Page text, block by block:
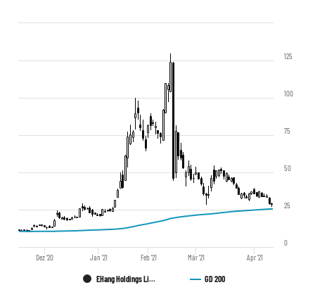
EHang Holdings Li... GD 200
Dez '20 Jan '21 Feb '21 Mär '21 Apr '21
0
25
50
75
100
125